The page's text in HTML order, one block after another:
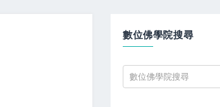
數位佛學院搜尋